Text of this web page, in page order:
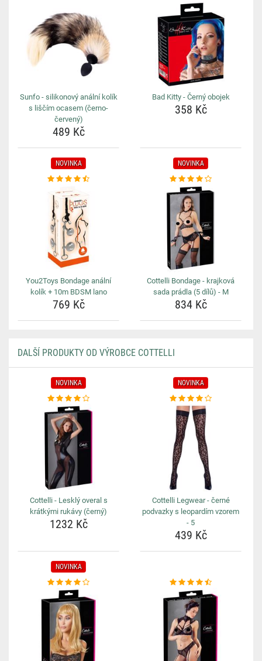
Sunfo - silikonový anální kolík
s liščím ocasem (černo-
červený)
489 Kč
Bad Kitty - Černý obojek
358 Kč
NOVINKA
You2Toys Bondage anální
kolík + 10m BDSM lano
769 Kč
NOVINKA
Cottelli Bondage - krajková
sada prádla (5 dílů) - M
834 Kč
DALŠÍ PRODUKTY OD VÝROBCE COTTELLI
NOVINKA
Cottelli - Lesklý overal s
krátkými rukávy (černý)
1232 Kč
NOVINKA
Cottelli Legwear - černé
podvazky s leopardím vzorem
- 5
439 Kč
NOVINKA